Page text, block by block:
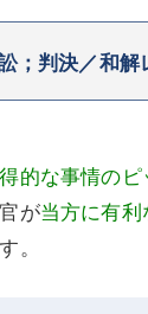
；判決／和解
的な事情のピ
が当方に有利
。